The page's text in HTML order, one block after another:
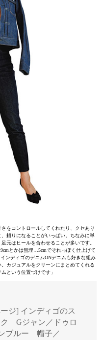
をコントロールしてくれたり、クセあり
頼りになることがいっぱい。ちなみに単
元はヒールを合わせることが多いです。
とかは無理…5cmでそれっぽく仕上げて
ンディゴのデニムONデニムも好きな組み
カジュアルをクリーンにまとめてくれる
という位置づけです」
ジ] インディゴのス
ク Gジャン／ドゥロ
ブルー 帽子／